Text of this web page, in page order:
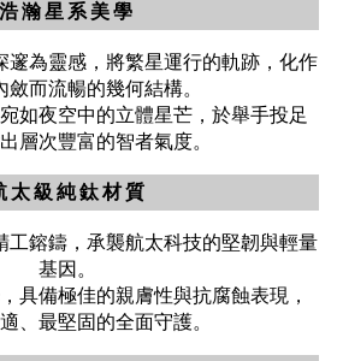
浩瀚星系美學
邃為靈感，將繁星運行的軌跡，化作
斂而流暢的幾何結構。
如夜空中的立體星芒，於舉手投足
層次豐富的智者氣度。
太級純鈦材質
工鎔鑄，承襲航太科技的堅韌與輕量
基因。
具備極佳的親膚性與抗腐蝕表現，
、最堅固的全面守護。